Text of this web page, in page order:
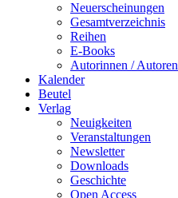
Neuerscheinungen
Gesamtverzeichnis
Reihen
E-Books
Autorinnen / Autoren
Kalender
Beutel
Verlag
Neuigkeiten
Veranstaltungen
Newsletter
Downloads
Geschichte
Open Access